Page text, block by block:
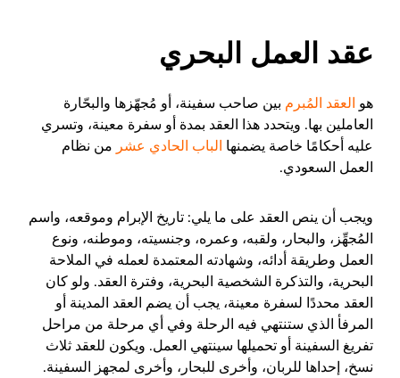
عقد العمل البحري
هو العقد المُبرم بين صاحب سفينة، أو مُجهّزها والبحّارة
العاملين بها. ويتحدد هذا العقد بمدة أو سفرة معينة، وتسري
عليه أحكامًا خاصة يضمنها الباب الحادي عشر من نظام
العمل السعودي.
ويجب أن ينص العقد على ما يلي: تاريخ الإبرام وموقعه، واسم
المُجهِّز، والبحار، ولقبه، وعمره، وجنسيته، وموطنه، ونوع
العمل وطريقة أدائه، وشهادته المعتمدة لعمله في الملاحة
البحرية، والتذكرة الشخصية البحرية، وفترة العقد. ولو كان
العقد محددًا لسفرة معينة، يجب أن يضم العقد المدينة أو
المرفأ الذي ستنتهي فيه الرحلة وفي أي مرحلة من مراحل
تفريغ السفينة أو تحميلها سينتهي العمل. ويكون للعقد ثلاث
نسخ، إحداها للربان، وأخرى للبحار، وأخرى لمجهز السفينة.